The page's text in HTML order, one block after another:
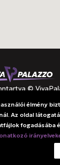
©
élmény
Az oldal
fogadásába